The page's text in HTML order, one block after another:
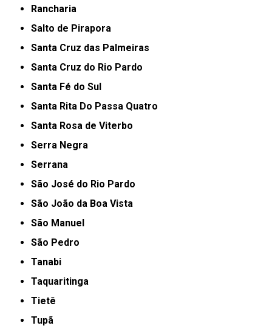
Rancharia
Salto de Pirapora
Santa Cruz das Palmeiras
Santa Cruz do Rio Pardo
Santa Fé do Sul
Santa Rita Do Passa Quatro
Santa Rosa de Viterbo
Serra Negra
Serrana
São José do Rio Pardo
São João da Boa Vista
São Manuel
São Pedro
Tanabi
Taquaritinga
Tietê
Tupã